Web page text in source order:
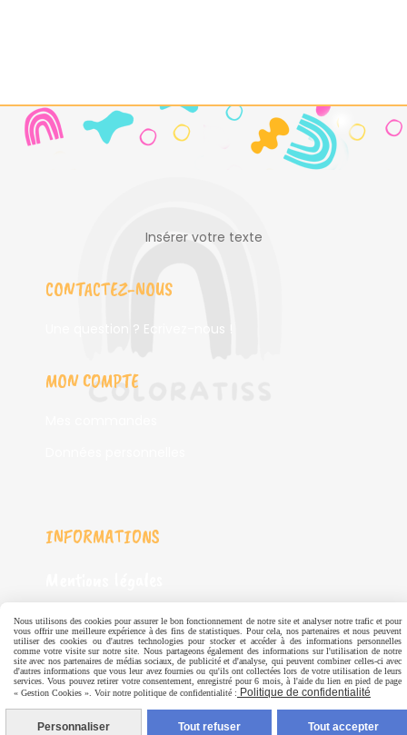
Insérer votre texte
CONTACTEZ-NOUS
Une question ? Ecrivez-nous !
MON COMPTE
INFORMATIONS
CGV
Politique de confidentialité
SERVICES
Nous utilisons des cookies pour assurer le bon fonctionnement de notre site et analyser notre trafic et pour
vous offrir une meilleure expérience à des fins de statistiques. Pour cela, nos partenaires et nous peuvent
utiliser des cookies ou d'autres technologies pour stocker et accéder à des informations personnelles
comme votre visite sur notre site. Nous partageons également des informations sur l'utilisation de notre
site avec nos partenaires de médias sociaux, de publicité et d'analyse, qui peuvent combiner celles-ci avec
d'autres informations que vous leur avez fournies ou qu'ils ont collectées lors de votre utilisation de leurs
services. Vous pouvez retirer votre consentement, enregistré pour 6 mois, à l'aide du lien en pied de page
« Gestion Cookies ». Voir notre politique de confidentialité : Politique de confidentialité
Personnaliser Tout refuser Tout accepter